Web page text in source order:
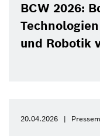
BCW 2026:
und Robotik
20.04.2026